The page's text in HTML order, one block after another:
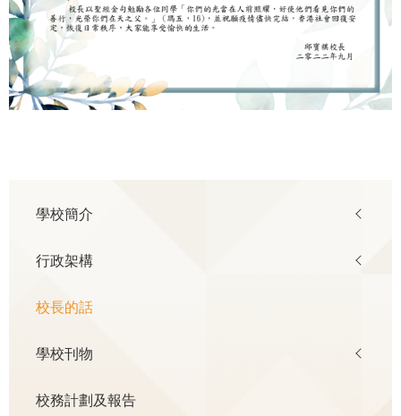
navigation
學校簡介
行政架構
校長的話
學校刊物
校務計劃及報告